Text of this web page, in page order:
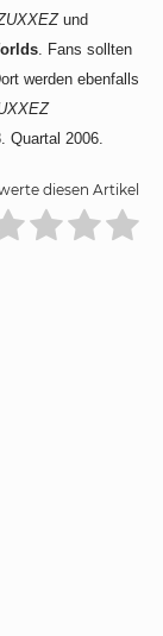
und
. Fans sollten
werden ebenfalls
Quartal 2006.
diesen Artikel